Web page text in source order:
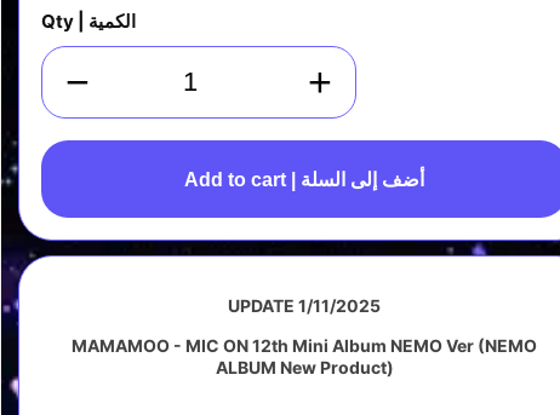
Qty | الكمية
− +
Add to cart | أضف إلى السلة
UPDATE 1/11/2025
MAMAMOO - MIC ON 12th Mini Album NEMO Ver (NEMO
ALBUM New Product)